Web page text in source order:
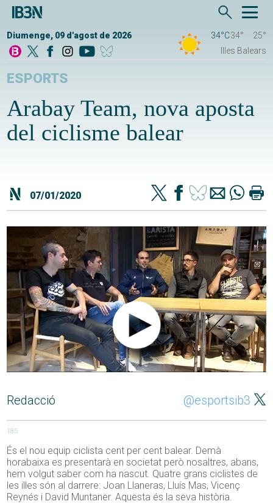
Diumenge, 09 d'agost de 2026 34°C34°
25°
Illes Balears
ESPORTS
Arabay Team, nova aposta
del ciclisme balear
07/01/2020
Redacció @esportsib3
185
És el nou equip ciclista cent per cent balear. Demà
horabaixa es presentarà en societat però nosaltres, abans,
hem volgut saber com ha nascut. Quatre grans ciclistes de
les illes són al darrere: Joan Llaneras, Lluís Mas, Vicenç
Reynés i David Muntaner. Aquesta és la seva història.